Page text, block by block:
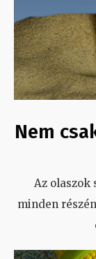
Nem
Az olaszok
minden